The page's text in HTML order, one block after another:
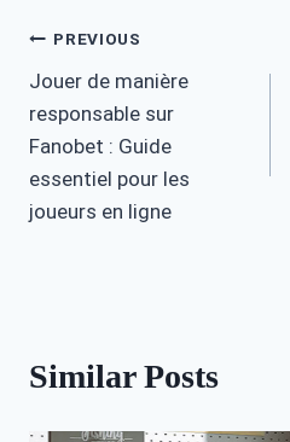
Post
navigation
PREVIOUS
Jouer de manière
responsable sur
Fanobet : Guide
essentiel pour les
joueurs en ligne
Similar Posts